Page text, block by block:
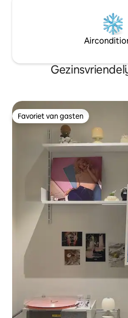
twee kamers beschikbaar en elke
verdieping wordt exclusief
een privétoevluchtsoord in het
doorbrengen.
Favoriet van gasten
Favoriet van gasten